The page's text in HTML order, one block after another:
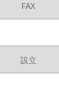
FAX
設立